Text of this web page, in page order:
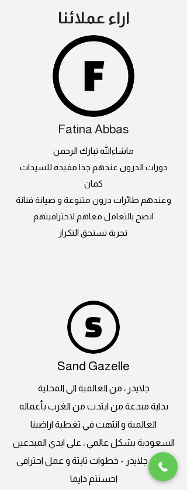
اراء عملائنا
Fatina Abbas
ماشاءالله تبارك الرحمن
دورات الدرون عندهم جدا مفيده للسيدات
كمان
وعندهم طائرات درون متنوعة و صيانة فنانة
انصح بالتعامل معاهم لاحترافيتهم
Sand Gazelle
جلايدر ، من العالمية الى المحلية
بداية مبدعة من ابتدت من الغرب بأعماله
العالمبة و انتهت في تغطية اراضينا
السعودية بشكل عالمي ، على ايدي المبدعين
باسم جلايدر - خطوات ثابتة و عمل احترافي
احسنتم دايما